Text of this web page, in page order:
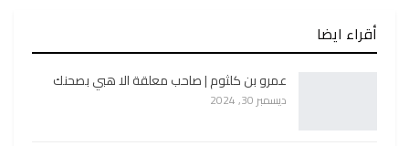
أقراء ايضا
عمرو بن كلثوم | صاحب معلقة الا هبي بصحنك
ديسمبر 30, 2024